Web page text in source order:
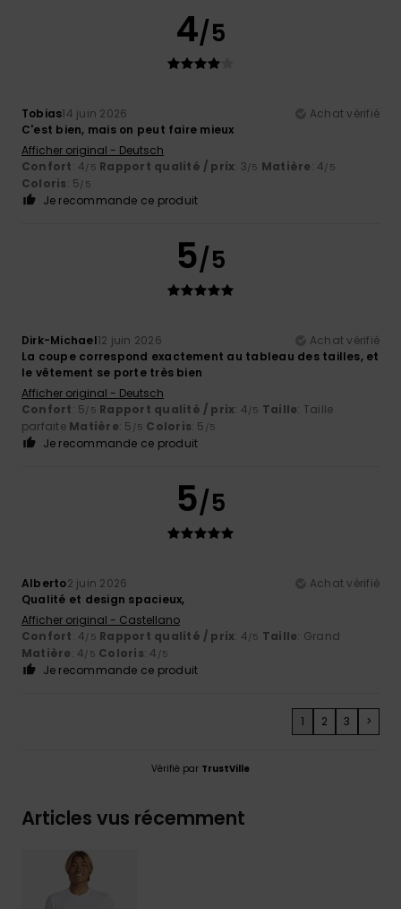
4/5
Tobias14 juin 2026
Achat vérifié
C'est bien, mais on peut faire mieux
Afficher original - Deutsch
Confort: 4/5 Rapport qualité / prix: 3/5 Matière: 4/5
Coloris: 5/5
Je recommande ce produit
5/5
Dirk-Michael12 juin 2026
Achat vérifié
La coupe correspond exactement au tableau des tailles, et
le vêtement se porte très bien
Afficher original - Deutsch
Confort: 5/5 Rapport qualité / prix: 4/5 Taille: Taille
parfaite Matière: 5 /5 Coloris: 5 /5
Je recommande ce produit
5/5
Alberto2 juin 2026
Achat vérifié
Qualité et design spacieux,
Afficher original - Castellano
Confort: 4/5 Rapport qualité / prix: 4/5 Taille: Grand
Matière: 4/5 Coloris: 4 /5
Je recommande ce produit
1 2 3 >
Vérifié par TrustVille
Articles vus récemment